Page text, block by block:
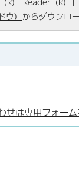
） からダウンロ
は専用フォーム